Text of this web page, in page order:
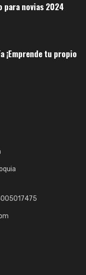
para novias 2024
¡Emprende tu propio